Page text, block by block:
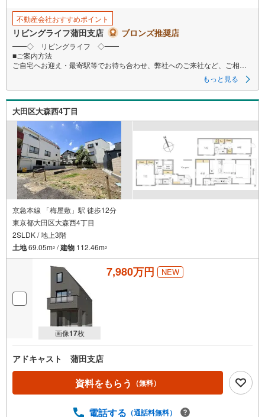
る
不動産会社おすすめポイント
リビングライフ蒲田支店 ブロンズ推奨店
━━◇ リビングライフ ◇━━
■ご案内方法
ご自宅へお迎え・最寄駅等でお待ち合わせ、弊社へのご来社など、ご相談
くださいませ。ご希望があれば周辺環境、お客様の希望に合わせた物件な
■ご予約方法
事前に鍵の手配が必要な場合がありますので、お早目にご連絡をいただけ
ると、ご案内がスムーズです。
■資金のご相談もお気軽にどうぞ！
ライフプラン作成や住宅ローンはどこの銀行がいい？適切な借入額は？な
どご質問にもFPがしっかりとお答えいたします
■キッズスペースもご用意
お子様が退屈しないよう、DVD、おもちゃ、絵本などキッズスペースも充
実させておりますので、ご安心下さい
■お客様駐車場をご用意しております
詳しくはスタッフよりお伝えさせて頂きます
弊社が会員様のみにご提供する先行公開物件も多数ご提案いたします。ホ
ームページにて会員登録ください
資料請求は【下部のオレンジ色資料請求ボタン】よりお問い合わせくださ
もっと見る
大田区大森西4丁目
京急本線 「梅屋敷」駅 徒歩12分
東京都大田区大森西4丁目
2SLDK / 地上3階
土地69.05m2 /建物 112.46m2
画像17枚
7,980万円 NEW
アドキャスト 蒲田支店
資料をもらう （無料）
電話する （通話料無料）